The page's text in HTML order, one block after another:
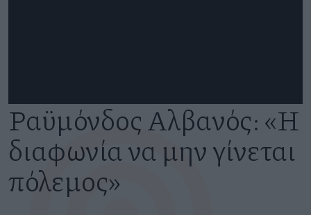
Ραϋμόνδος Αλβανός: «Η
διαφωνία να μην γίνεται
πόλεμος»